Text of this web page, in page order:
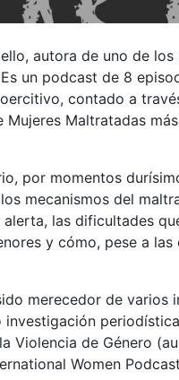
autora de uno de
un podcast de 8
contado a
Maltratadas
por momentos
mecanismos del
las dificultades
y cómo, pese a
merecedor de
Violencia de Género
Women